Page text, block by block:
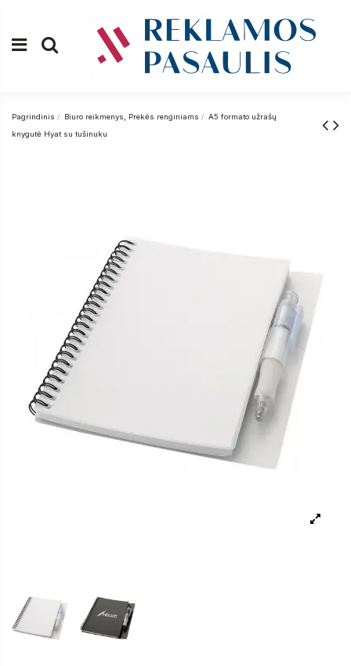
Pagrindinis Biuro reikmenys, Prekės renginiams
A5 formato užrašų
knygutė Hyat su tušinuku